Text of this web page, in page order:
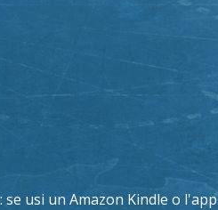
usi un Amazon Kindle o l'app